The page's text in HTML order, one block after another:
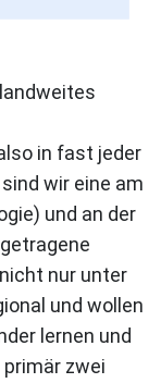
in fast jeder
wir eine am
und an der
nur unter
und wollen
lernen und
zwei